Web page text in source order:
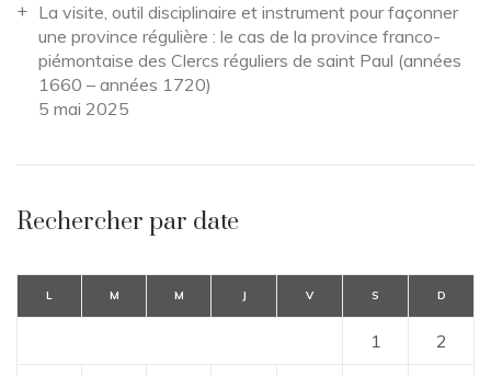
La visite, outil disciplinaire et instrument pour façonner
une province régulière : le cas de la province franco-
piémontaise des Clercs réguliers de saint Paul (années
1660 – années 1720)
5 mai 2025
Rechercher par date
L M M J V S D
1 2